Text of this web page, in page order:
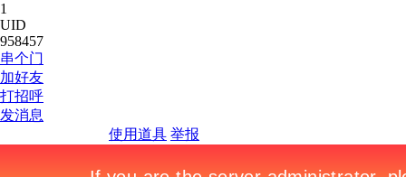
1
UID
958457
串个门
加好友
打招呼
发消息
使用道具 举报